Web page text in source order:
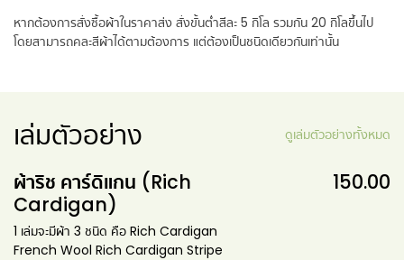
หากต้องการสั่งซื้อผ้าในราคาส่ง สั่งขั้นต่ำสีละ 5 กิโล รวมกัน 20 กิโลขึ้นไป
โดยสามารถคละสีผ้าได้ตามต้องการ แต่ต้องเป็นชนิดเดียวกันเท่านั้น
เล่มตัวอย่าง ดูเล่มตัวอย่างทั้งหมด
ผ้าริช คาร์ดิแกน (Rich
Cardigan)
1 เล่มจะมีผ้า 3 ชนิด คือ Rich Cardigan
French Wool Rich Cardigan Stripe
150.00